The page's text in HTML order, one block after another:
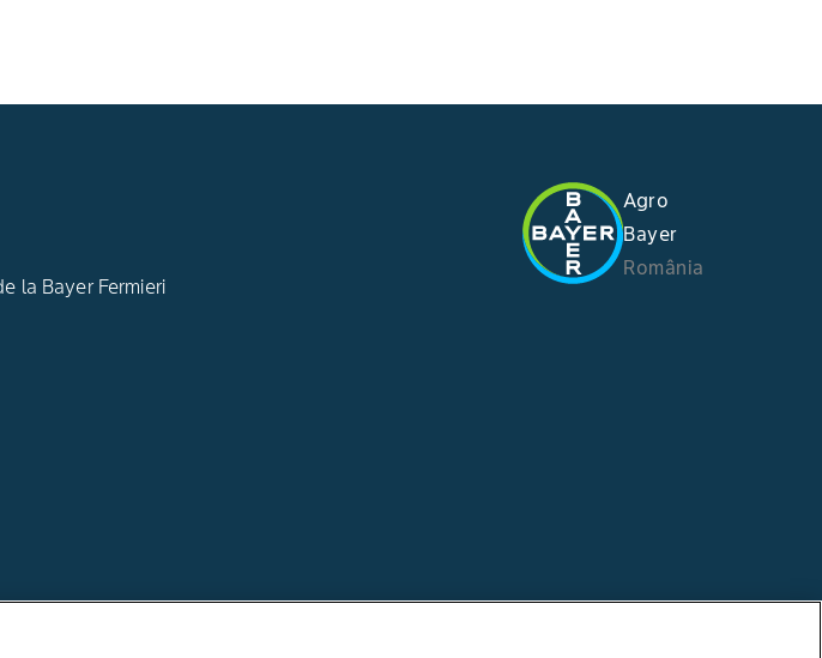
la Bayer Fermieri
Agro
Bayer
România